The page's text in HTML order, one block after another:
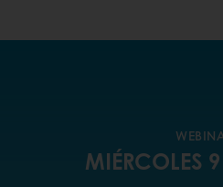
MIÉRCOLES